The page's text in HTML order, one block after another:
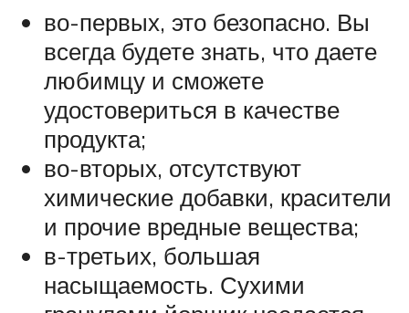
во-первых, это безопасно. Вы
всегда будете знать, что даете
любимцу и сможете
удостовериться в качестве
продукта;
во-вторых, отсутствуют
химические добавки, красители
и прочие вредные вещества;
в-третьих, большая
насыщаемость. Сухими